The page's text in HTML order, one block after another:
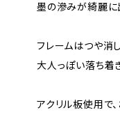
墨の滲みが綺麗に
フレームはつや消
大人っぽい落ち着
アクリル板使用で